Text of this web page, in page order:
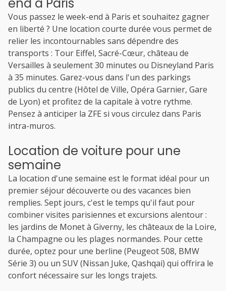
Vous passez le week-end à Paris et souhaitez gagner
en liberté ? Une location courte durée vous permet de
relier les incontournables sans dépendre des
transports : Tour Eiffel, Sacré-Cœur, château de
Versailles à seulement 30 minutes ou Disneyland Paris
à 35 minutes. Garez-vous dans l'un des parkings
publics du centre (Hôtel de Ville, Opéra Garnier, Gare
de Lyon) et profitez de la capitale à votre rythme.
Pensez à anticiper la ZFE si vous circulez dans Paris
intra-muros.
Location de voiture pour une
semaine
La location d'une semaine est le format idéal pour un
premier séjour découverte ou des vacances bien
remplies. Sept jours, c'est le temps qu'il faut pour
combiner visites parisiennes et excursions alentour :
les jardins de Monet à Giverny, les châteaux de la Loire,
la Champagne ou les plages normandes. Pour cette
durée, optez pour une berline (Peugeot 508, BMW
Série 3) ou un SUV (Nissan Juke, Qashqai) qui offrira le
confort nécessaire sur les longs trajets.